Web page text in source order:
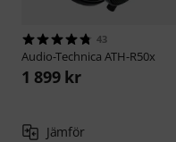
43
Audio-Technica ATH-R50x
1 899 kr
Jämför